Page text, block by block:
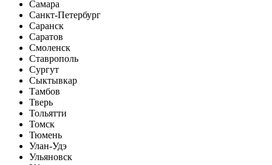
Самара
Санкт-Петербург
Саранск
Саратов
Смоленск
Ставрополь
Сургут
Сыктывкар
Тамбов
Тверь
Тольятти
Томск
Тюмень
Улан-Удэ
Ульяновск